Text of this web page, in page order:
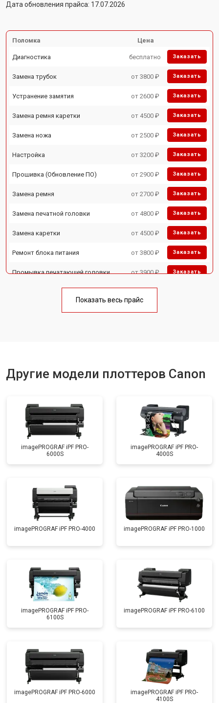
Дата обновления прайса: 17.07.2026
Поломка Цена
Диагностика бесплатно Заказать
Замена трубок от 3800 ₽ Заказать
Устранение замятия от 2600 ₽ Заказать
Замена ремня каретки от 4500 ₽ Заказать
Замена ножа от 2500 ₽ Заказать
Настройка от 3200 ₽ Заказать
Прошивка (Обновление ПО) от 2900 ₽ Заказать
Замена ремня от 2700 ₽ Заказать
Замена печатной головки от 4800 ₽ Заказать
Замена каретки от 4500 ₽ Заказать
Ремонт блока питания от 3800 ₽ Заказать
Промывка печатающей головки от 3900 ₽ Заказать
Показать весь прайс
Другие модели плоттеров Canon
imagePROGRAF iPF PRO-
6000S
imagePROGRAF iPF PRO-
4000S
imagePROGRAF iPF PRO-4000 imagePROGRAF iPF PRO-1000
imagePROGRAF iPF PRO-
6100S
imagePROGRAF iPF PRO-6100
imagePROGRAF iPF PRO-6000
imagePROGRAF iPF PRO-
4100S